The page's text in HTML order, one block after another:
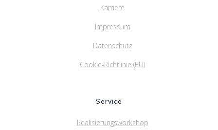
Karriere
Impressum
Datenschutz
Cookie-Richtlinie (EU)
Service
Realisierungsworkshop